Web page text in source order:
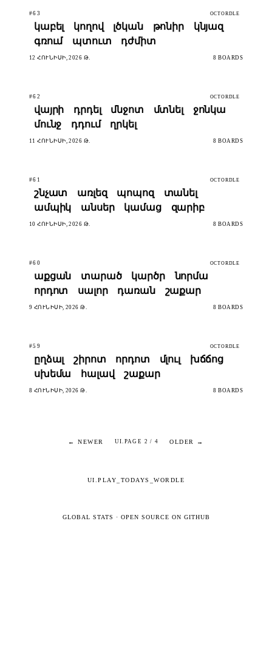
#63 OCTORDLE
կաբել կողով լծկան թոնիր
կնյազ
գռում
պտուտ դժմիտ
12 ՀՈՒՆԻՍԻ, 2026 Թ. 8 BOARDS
#62 OCTORDLE
վայրի դրդել մնջոտ մտնել
ջոնկա
մունջ
դդում ղրկել
11 ՀՈՒՆԻՍԻ, 2026 Թ. 8 BOARDS
#61 OCTORDLE
շնչատ առլեզ պոպոզ
տանել
ամպիկ
անսեր կամաց զարիբ
10 ՀՈՒՆԻՍԻ, 2026 Թ. 8 BOARDS
#60 OCTORDLE
աքցան տարած կարծր
նորմա
որդոտ
սալոր դառան շաքար
9 ՀՈՒՆԻՍԻ, 2026 Թ. 8 BOARDS
#59 OCTORDLE
ըղձալ շիրոտ որդոտ մլուլ
խճճոց
սխեմա
հալավ շաքար
8 ՀՈՒՆԻՍԻ, 2026 Թ. 8 BOARDS
← NEWER UI.PAGE 2 / 4 OLDER →
UI.PLAY_TODAYS_WORDLE
GLOBAL STATS · OPEN SOURCE ON GITHUB